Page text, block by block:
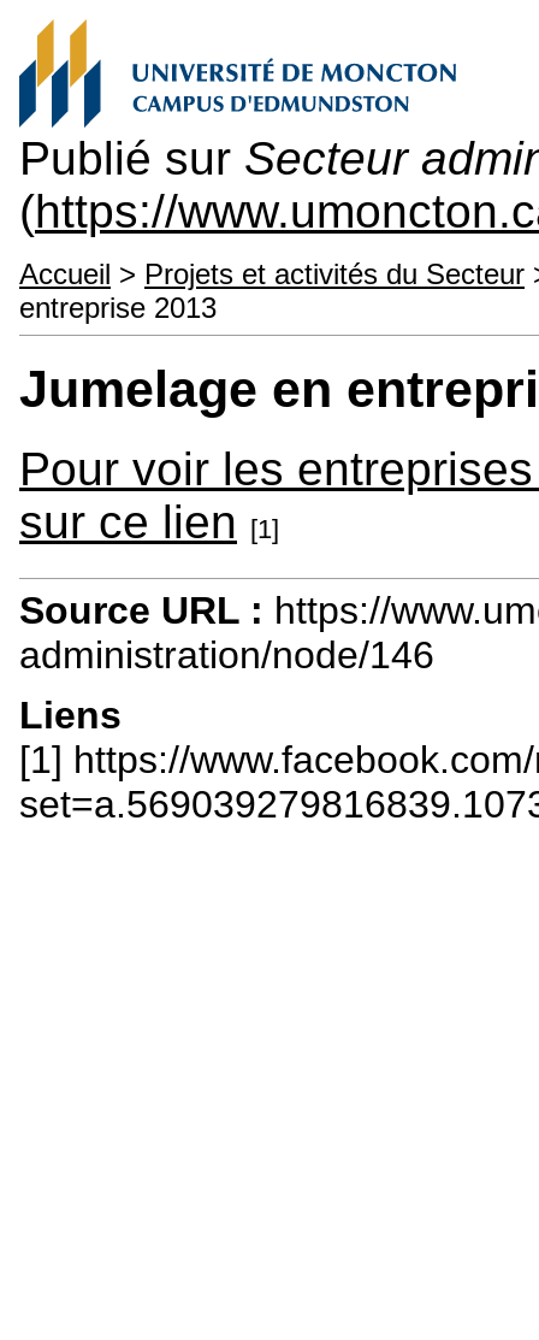
Publié sur Secteur
(https://
Accueil > Projets et activités du Secteur
entreprise 2013
Jumelage en
Pour voir les
sur ce lien [1]
Source URL : https://
administration/node/146
Liens
[1] https://